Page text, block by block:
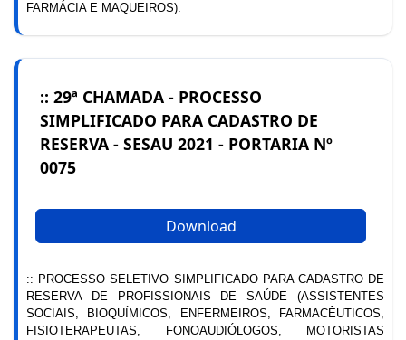
FARMÁCIA E MAQUEIROS).
:: 29ª CHAMADA - PROCESSO
SIMPLIFICADO PARA CADASTRO DE
RESERVA - SESAU 2021 - PORTARIA Nº
0075
Download
:: PROCESSO SELETIVO SIMPLIFICADO PARA CADASTRO DE
RESERVA DE PROFISSIONAIS DE SAÚDE (ASSISTENTES
SOCIAIS, BIOQUÍMICOS, ENFERMEIROS, FARMACÊUTICOS,
FISIOTERAPEUTAS, FONOAUDIÓLOGOS, MOTORISTAS